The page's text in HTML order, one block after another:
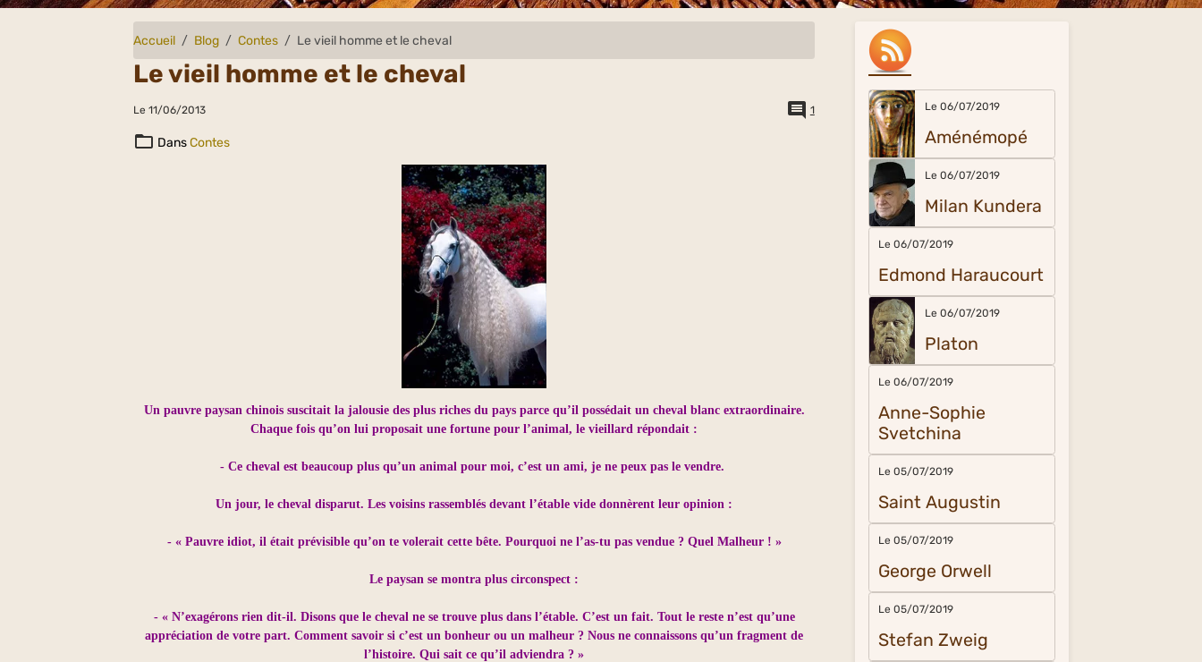
Accueil Blog Contes Le vieil homme et le cheval
Le vieil homme et le cheval
Le 11/06/2013 1
DansContes
Un pauvre paysan chinois suscitait la jalousie des plus riches du pays parce qu’il possédait un cheval blanc extraordinaire.
Chaque fois qu’on lui proposait une fortune pour l’animal, le vieillard répondait :
- Ce cheval est beaucoup plus qu’un animal pour moi, c’est un ami, je ne peux pas le vendre.
Un jour, le cheval disparut. Les voisins rassemblés devant l’étable vide donnèrent leur opinion :
- « Pauvre idiot, il était prévisible qu’on te volerait cette bête. Pourquoi ne l’as-tu pas vendue ? Quel Malheur ! »
Le paysan se montra plus circonspect :
- « N’exagérons rien dit-il. Disons que le cheval ne se trouve plus dans l’étable. C’est un fait. Tout le reste n’est qu’une
appréciation de votre part. Comment savoir si c’est un bonheur ou un malheur ? Nous ne connaissons qu’un fragment de
l’histoire. Qui sait ce qu’il adviendra ? »
Le 06/07/2019
Aménémopé
Le 06/07/2019
Milan Kundera
Le 06/07/2019
Edmond Haraucourt
Le 06/07/2019
Platon
Le 06/07/2019
Anne-Sophie
Svetchina
Le 05/07/2019
Saint Augustin
Le 05/07/2019
George Orwell
Le 05/07/2019
Stefan Zweig